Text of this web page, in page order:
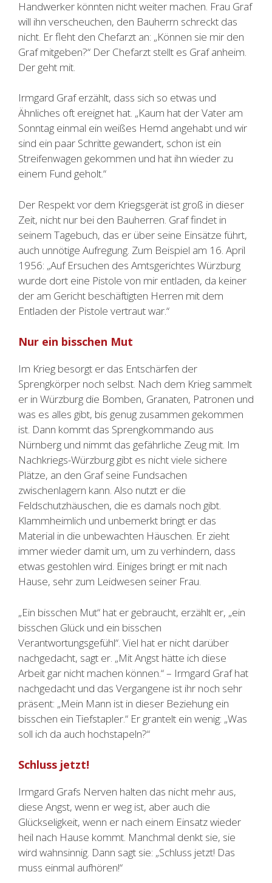
Handwerker könnten nicht weiter machen. Frau Graf
will ihn verscheuchen, den Bauherrn schreckt das
nicht. Er fleht den Chefarzt an: „Können sie mir den
Graf mitgeben?“ Der Chefarzt stellt es Graf anheim.
Der geht mit.
Irmgard Graf erzählt, dass sich so etwas und
Ähnliches oft ereignet hat. „Kaum hat der Vater am
Sonntag einmal ein weißes Hemd angehabt und wir
sind ein paar Schritte gewandert, schon ist ein
Streifenwagen gekommen und hat ihn wieder zu
einem Fund geholt.“
Der Respekt vor dem Kriegsgerät ist groß in dieser
Zeit, nicht nur bei den Bauherren. Graf findet in
seinem Tagebuch, das er über seine Einsätze führt,
auch unnötige Aufregung. Zum Beispiel am 16. April
1956: „Auf Ersuchen des Amtsgerichtes Würzburg
wurde dort eine Pistole von mir entladen, da keiner
der am Gericht beschäftigten Herren mit dem
Entladen der Pistole vertraut war.“
Nur ein bisschen Mut
Im Krieg besorgt er das Entschärfen der
Sprengkörper noch selbst. Nach dem Krieg sammelt
er in Würzburg die Bomben, Granaten, Patronen und
was es alles gibt, bis genug zusammen gekommen
ist. Dann kommt das Sprengkommando aus
Nürnberg und nimmt das gefährliche Zeug mit. Im
Nachkriegs-Würzburg gibt es nicht viele sichere
Plätze, an den Graf seine Fundsachen
zwischenlagern kann. Also nutzt er die
Feldschutzhäuschen, die es damals noch gibt.
Klammheimlich und unbemerkt bringt er das
Material in die unbewachten Häuschen. Er zieht
immer wieder damit um, um zu verhindern, dass
etwas gestohlen wird. Einiges bringt er mit nach
Hause, sehr zum Leidwesen seiner Frau.
„Ein bisschen Mut“ hat er gebraucht, erzählt er, „ein
bisschen Glück und ein bisschen
Verantwortungsgefühl“. Viel hat er nicht darüber
nachgedacht, sagt er. „Mit Angst hätte ich diese
Arbeit gar nicht machen können.“ – Irmgard Graf hat
nachgedacht und das Vergangene ist ihr noch sehr
präsent: „Mein Mann ist in dieser Beziehung ein
bisschen ein Tiefstapler.“ Er grantelt ein wenig: „Was
soll ich da auch hochstapeln?“
Schluss jetzt!
Irmgard Grafs Nerven halten das nicht mehr aus,
diese Angst, wenn er weg ist, aber auch die
Glückseligkeit, wenn er nach einem Einsatz wieder
heil nach Hause kommt. Manchmal denkt sie, sie
wird wahnsinnig. Dann sagt sie: „Schluss jetzt! Das
muss einmal aufhören!“